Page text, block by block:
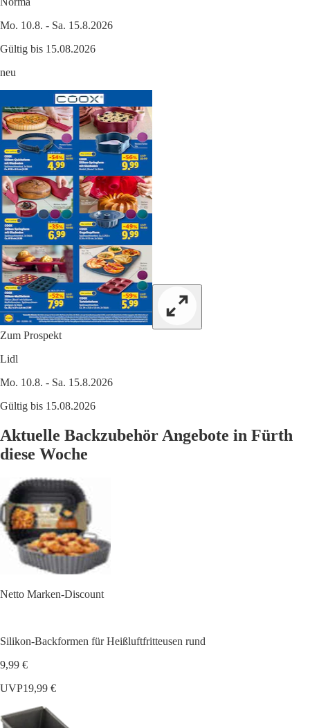
Mo. 10.8. - Sa. 15.8.2026
Gültig bis 15.08.2026
neu
Zum Prospekt
Lidl
Mo. 10.8. - Sa. 15.8.2026
Gültig bis 15.08.2026
Aktuelle Backzubehör Angebote in Fürth
diese Woche
Netto Marken-Discount
Silikon-Backformen für Heißluftfritteusen rund
9,99 €
UVP19,99 €